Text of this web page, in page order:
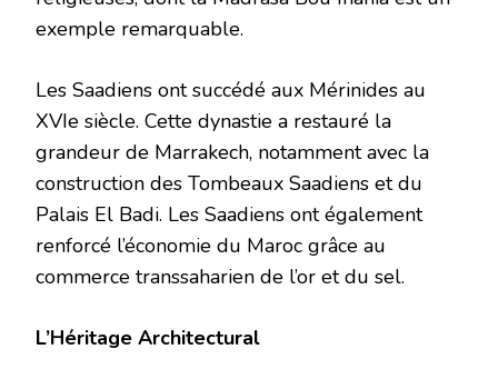
exemple remarquable.
Les Saadiens ont succédé aux Mérinides au
XVIe siècle. Cette dynastie a restauré la
grandeur de Marrakech, notamment avec la
construction des Tombeaux Saadiens et du
Palais El Badi. Les Saadiens ont également
renforcé l’économie du Maroc grâce au
commerce transsaharien de l’or et du sel.
L’Héritage Architectural